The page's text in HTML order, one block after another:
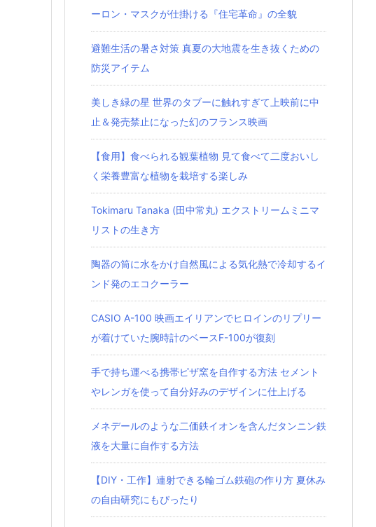
ーロン・マスクが仕掛ける『住宅革命』の全貌
避難生活の暑さ対策 真夏の大地震を生き抜くための
防災アイテム
美しき緑の星 世界のタブーに触れすぎて上映前に中
止＆発売禁止になった幻のフランス映画
【食用】食べられる観葉植物 見て食べて二度おいし
く栄養豊富な植物を栽培する楽しみ
Tokimaru Tanaka (田中常丸) エクストリームミニマ
リストの生き方
陶器の筒に水をかけ自然風による気化熱で冷却するイ
ンド発のエコクーラー
CASIO A-100 映画エイリアンでヒロインのリプリー
が着けていた腕時計のベースF-100が復刻
手で持ち運べる携帯ピザ窯を自作する方法 セメント
やレンガを使って自分好みのデザインに仕上げる
メネデールのような二価鉄イオンを含んだタンニン鉄
液を大量に自作する方法
【DIY・工作】連射できる輪ゴム鉄砲の作り方 夏休み
の自由研究にもぴったり